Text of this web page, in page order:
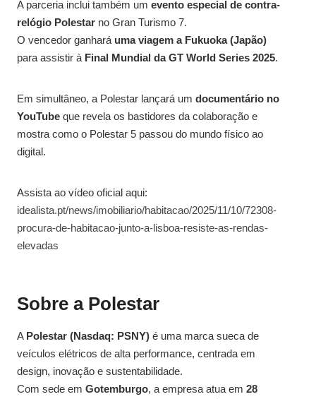
A parceria inclui também um evento especial de contra-
relógio Polestar no Gran Turismo 7.
O vencedor ganhará uma viagem a Fukuoka (Japão)
para assistir à Final Mundial da GT World Series 2025.
Em simultâneo, a Polestar lançará um documentário no
YouTube que revela os bastidores da colaboração e
mostra como o Polestar 5 passou do mundo físico ao
digital.
Assista ao vídeo oficial aqui:
idealista.pt/news/imobiliario/habitacao/2025/11/10/72308-
procura-de-habitacao-junto-a-lisboa-resiste-as-rendas-
elevadas
Sobre a Polestar
A Polestar (Nasdaq: PSNY) é uma marca sueca de
veículos elétricos de alta performance, centrada em
design, inovação e sustentabilidade.
Com sede em Gotemburgo, a empresa atua em 28